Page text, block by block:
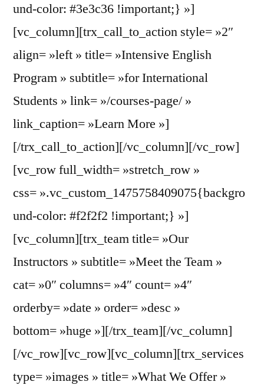
und-color: #3e3c36 !important;} »]
[vc_column][trx_call_to_action style= »2″
align= »left » title= »Intensive English
Program » subtitle= »for International
Students » link= »/courses-page/ »
link_caption= »Learn More »]
[/trx_call_to_action][/vc_column][/vc_row]
[vc_row full_width= »stretch_row »
css= ».vc_custom_1475758409075{backgro
und-color: #f2f2f2 !important;} »]
[vc_column][trx_team title= »Our
Instructors » subtitle= »Meet the Team »
cat= »0″ columns= »4″ count= »4″
orderby= »date » order= »desc »
bottom= »huge »][/trx_team][/vc_column]
[/vc_row][vc_row][vc_column][trx_services
type= »images » title= »What We Offer »